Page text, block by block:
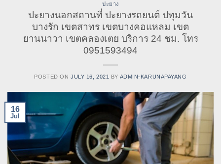
ปะยาง
ปะยางนอกสถานที่ ปะยางรถยนต์ ปทุมวัน
บางรัก เขตสาทร เขตบางคอแหลม เขต
ยานนาวา เขตคลองเตย บริการ 24 ชม. โทร
0951593494
POSTED ON JULY 16, 2021 BY ADMIN-KARUNAPAYANG
16
Jul